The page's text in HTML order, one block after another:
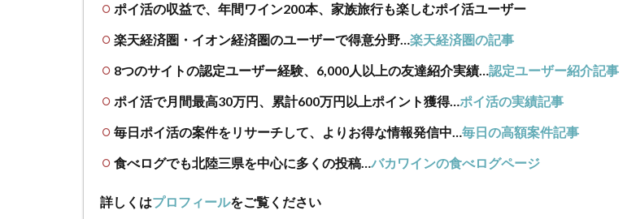
ポイ活の収益で、年間ワイン200本、家族旅行も楽しむポイ活ユーザー
楽天経済圏・イオン経済圏のユーザーで得意分野…楽天経済圏の記事
8つのサイトの認定ユーザー経験、6,000人以上の友達紹介実績…認定ユーザー紹介記事
ポイ活で月間最高30万円、累計600万円以上ポイント獲得…ポイ活の実績記事
毎日ポイ活の案件をリサーチして、よりお得な情報発信中…毎日の高額案件記事
食べログでも北陸三県を中心に多くの投稿…バカワインの食べログページ
詳しくはプロフィールをご覧ください